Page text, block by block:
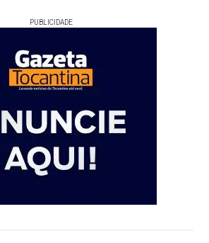
PUBLICIDADE